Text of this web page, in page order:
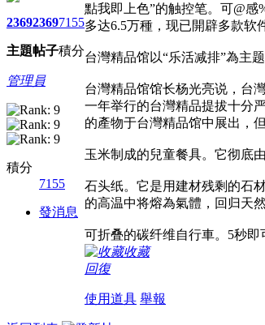
2369
主題
2369
帖子
7155
積分
管理員
積分
7155
發消息
點我即上色”的触控笔。可@
多达6.5万種，现已開辟多款软
台灣精品馆以“乐活减排”為主
台灣精品馆馆长杨光亮说，台
一年举行的台灣精品提拔十分
的產物于台灣精品馆中展出，
玉米制成的兒童餐具。它彻底
石头纸。它是用建材残剩的石
的高温中将熔為氣體，回归天然
可折叠的碳纤维自行車。5秒
收藏
回復
使用道具 舉報